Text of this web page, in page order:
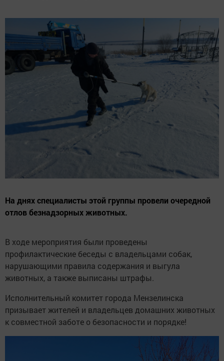
На днях специалисты этой группы провели очередной
отлов безнадзорных животных.
В ходе мероприятия были проведены
профилактические беседы с владельцами собак,
нарушающими правила содержания и выгула
животных, а также выписаны штрафы.
Исполнительный комитет города Мензелинска
призывает жителей и владельцев домашних животных
к совместной заботе о безопасности и порядке!